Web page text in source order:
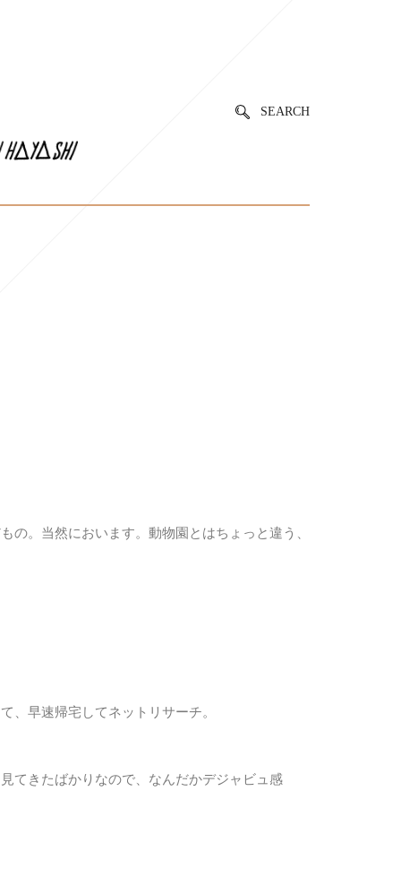
SEARCH
。当然においます。動物園とはちょっと違う、
、早速帰宅してネットリサーチ。
てきたばかりなので、なんだかデジャビュ感